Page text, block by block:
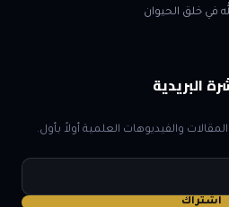
في خلق الحيوان
البريدية
والفيديوهات العلمية أولاً بأول.
اشتراك